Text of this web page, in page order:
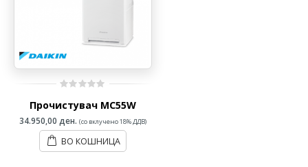
out
5
Прочистувач MC55W
34.950,00 ден. (со вклучено 18% ДДВ)
ВО КОШНИЦА